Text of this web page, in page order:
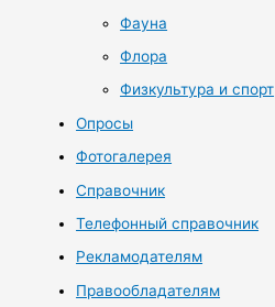
Фауна
Флора
Физкультура и спорт
Опросы
Фотогалерея
Справочник
Телефонный справочник
Рекламодателям
Правообладателям